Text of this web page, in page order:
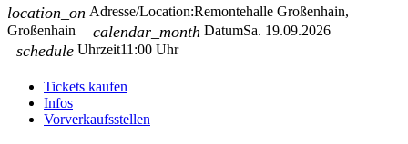
location_on Adresse/Location:Remontehalle Großenhain,
Großenhain
calendar_month DatumSa. 19.09.2026
schedule Uhrzeit11:00 Uhr
Tickets kaufen
Infos
Vorverkaufsstellen